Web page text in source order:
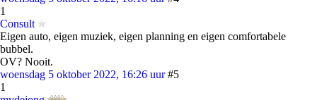
1
Consult
Eigen auto, eigen muziek, eigen planning en eigen comfortabele
bubbel.
OV? Nooit.
woensdag 5 oktober 2022, 16:26 uur #5
1